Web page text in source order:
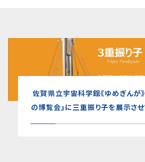
佐賀県立宇宙科学館《ゆめぎんが
の博覧会」に三重振り子を展示さ